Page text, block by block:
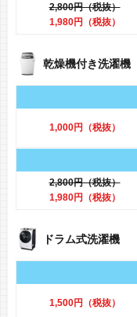
2,800円（税抜）
1,980円（税抜）
乾燥機付き洗濯機
1,000円（税抜）
2,800円（税抜）
1,980円（税抜）
ドラム式洗濯機
1,500円（税抜）